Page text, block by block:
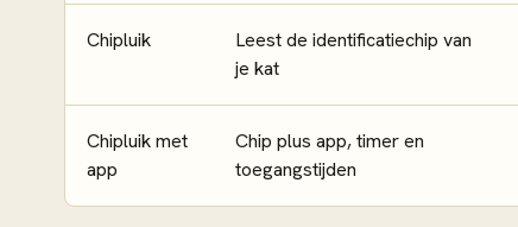
Chipluik
Leest de identificatiechip van
je kat
Chipluik met
app
Chip plus app, timer en
toegangstijden